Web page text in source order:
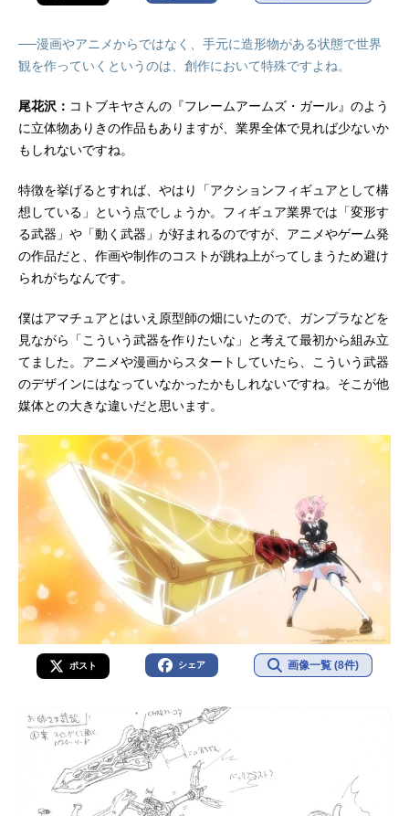
──漫画やアニメからではなく、手元に造形物がある状態で世界
観を作っていくというのは、創作において特殊ですよね。
尾花沢： コトブキヤさんの『フレームアームズ・ガール』のよう
に立体物ありきの作品もありますが、業界全体で見れば少ないか
もしれないですね。
特徴を挙げるとすれば、やはり「アクションフィギュアとして構
想している」という点でしょうか。フィギュア業界では「変形す
る武器」や「動く武器」が好まれるのですが、アニメやゲーム発
の作品だと、作画や制作のコストが跳ね上がってしまうため避け
られがちなんです。
僕はアマチュアとはいえ原型師の畑にいたので、ガンプラなどを
見ながら「こういう武器を作りたいな」と考えて最初から組み立
てました。アニメや漫画からスタートしていたら、こういう武器
のデザインにはなっていなかったかもしれないですね。そこが他
媒体との大きな違いだと思います。
ポスト シェア 画像一覧 (8件)